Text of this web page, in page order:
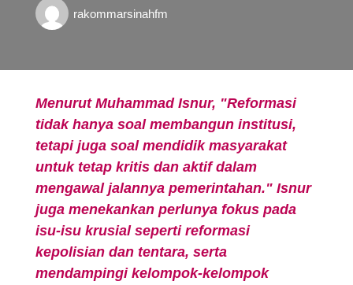
rakommarsinahfm
Menurut Muhammad Isnur, "Reformasi
tidak hanya soal membangun institusi,
tetapi juga soal mendidik masyarakat
untuk tetap kritis dan aktif dalam
mengawal jalannya pemerintahan." Isnur
juga menekankan perlunya fokus pada
isu-isu krusial seperti reformasi
kepolisian dan tentara, serta
mendampingi kelompok-kelompok